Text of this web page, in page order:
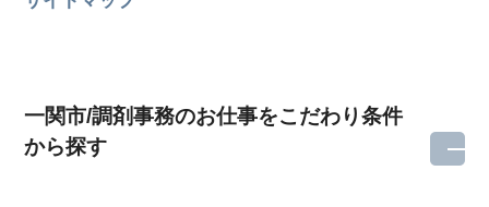
一関市/調剤事務のお仕事をこだわり条件
から探す